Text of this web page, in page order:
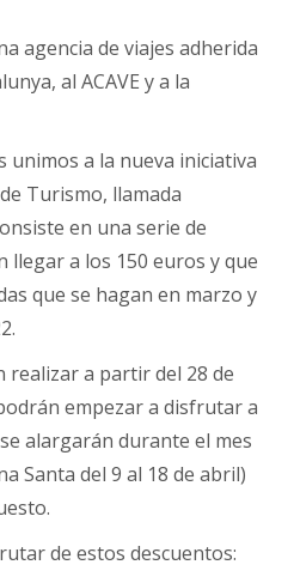
agencia de viajes adherida
al ACAVE y a la
unimos a la nueva iniciativa
Turismo, llamada
en una serie de
llegar a los 150 euros y que
que se hagan en marzo y
realizar a partir del 28 de
empezar a disfrutar a
alargarán durante el mes
Santa del 9 al 18 de abril)
de estos descuentos: